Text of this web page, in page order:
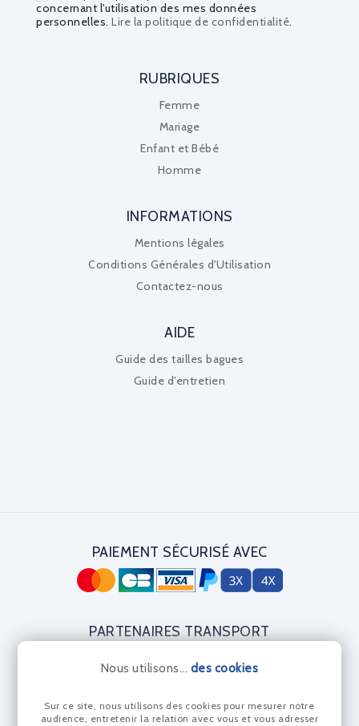
concernant l'utilisation des mes données
personnelles. Lire la politique de confidentialité.
RUBRIQUES
Femme
Mariage
Enfant et Bébé
Homme
INFORMATIONS
Mentions légales
Conditions Générales d'Utilisation
Contactez-nous
AIDE
Guide des tailles bagues
Guide d'entretien
Nous utilisons... des cookies
Sur ce site, nous utilisons des cookies pour mesurer notre
audience, entretenir la relation avec vous et vous adresser
PAIEMENT SÉCURISÉ AVEC
PARTENAIRES TRANSPORT
CERTIFICAT DIAMANT